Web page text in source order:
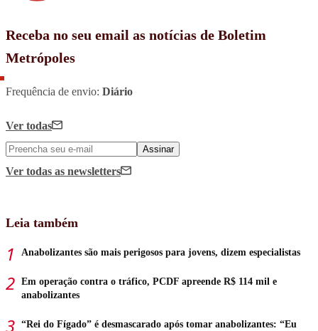
Receba no seu email as notícias de Boletim
Metrópoles
Frequência de envio: Diário
Ver todas
Assinar
Ver todas as newsletters
Leia também
Anabolizantes são mais perigosos para jovens, dizem especialistas
Em operação contra o tráfico, PCDF apreende R$ 114 mil e
anabolizantes
“Rei do Fígado” é desmascarado após tomar anabolizantes: “Eu